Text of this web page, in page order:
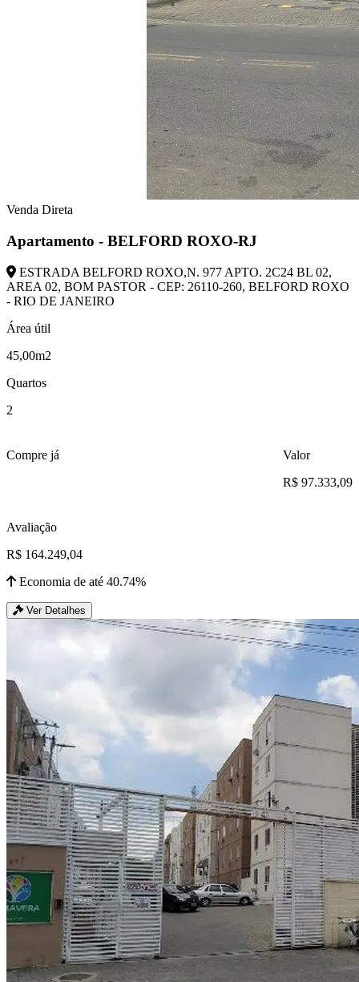
Venda Direta
Apartamento - BELFORD ROXO-RJ
ESTRADA BELFORD ROXO,N. 977 APTO. 2C24 BL 02,
AREA 02, BOM PASTOR - CEP: 26110-260, BELFORD ROXO
- RIO DE JANEIRO
Área útil
45,00m2
Quartos
2
Compre já
Valor
R$ 97.333,09
Avaliação
R$ 164.249,04
Economia de até 40.74%
Ver Detalhes